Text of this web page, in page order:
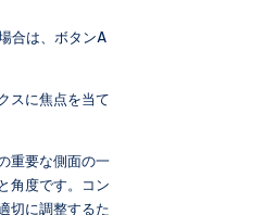
合は、ボタンA
スに焦点を当て
重要な側面の一
角度です。コン
切に調整するた